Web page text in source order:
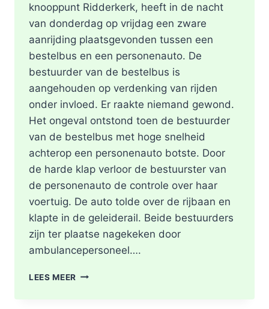
knooppunt Ridderkerk, heeft in de nacht
van donderdag op vrijdag een zware
aanrijding plaatsgevonden tussen een
bestelbus en een personenauto. De
bestuurder van de bestelbus is
aangehouden op verdenking van rijden
onder invloed. Er raakte niemand gewond.
Het ongeval ontstond toen de bestuurder
van de bestelbus met hoge snelheid
achterop een personenauto botste. Door
de harde klap verloor de bestuurster van
de personenauto de controle over haar
voertuig. De auto tolde over de rijbaan en
klapte in de geleiderail. Beide bestuurders
zijn ter plaatse nagekeken door
ambulancepersoneel….
LEES MEER HOOFDRIJBAAN